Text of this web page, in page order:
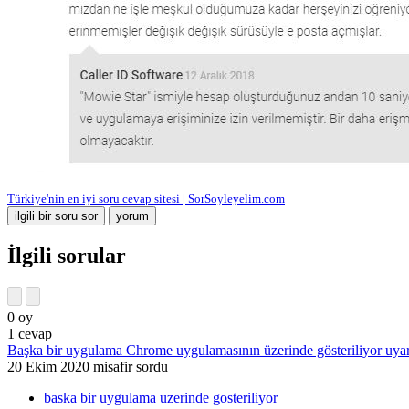
Türkiye'nin en iyi soru cevap sitesi | SorSoyleyelim.com
İlgili sorular
0 oy
1 cevap
Başka bir uygulama Chrome uygulamasının üzerinde gösteriliyor
20 Ekim 2020 misafir sordu
baska bir uygulama uzerinde gosteriliyor